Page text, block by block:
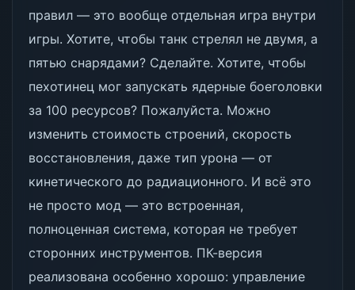
правил — это вообще отдельная игра внутри
игры. Хотите, чтобы танк стрелял не двумя, а
пятью снарядами? Сделайте. Хотите, чтобы
пехотинец мог запускать ядерные боеголовки
за 100 ресурсов? Пожалуйста. Можно
изменить стоимость строений, скорость
восстановления, даже тип урона — от
кинетического до радиационного. И всё это
не просто мод — это встроенная,
полноценная система, которая не требует
сторонних инструментов. ПК-версия
реализована особенно хорошо: управление